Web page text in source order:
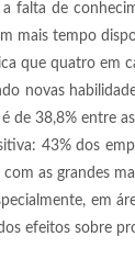
falta de
mais tempo
que quatro em
novas
de 38,8% entre
43% dos
as grandes
em
efeitos sobre